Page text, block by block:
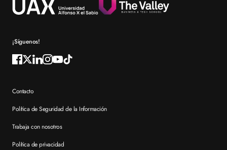
Reconocimientos
¡Síguenos!
Contacto
Política de Seguridad de la Información
Trabaja con nosotros
Política de privacidad